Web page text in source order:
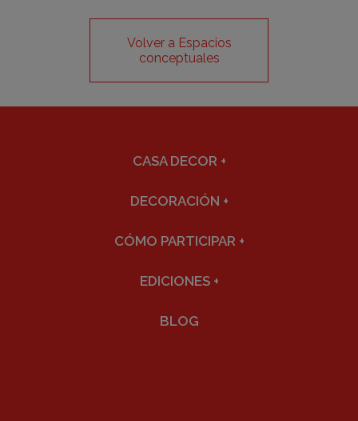
Volver a Espacios
conceptuales
CASA DECOR +
DECORACIÓN +
CÓMO PARTICIPAR +
EDICIONES +
BLOG